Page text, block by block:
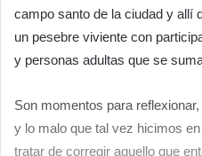
campo santo de la ciudad y allí
un pesebre viviente con
y personas adultas que se
Son momentos para
y lo malo que tal vez hicimos
tratar de corregir aquello que